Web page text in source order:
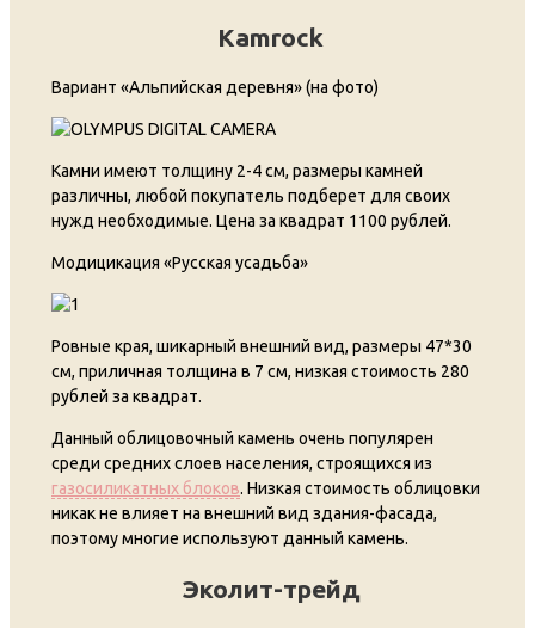
Kamrock
Вариант «Альпийская деревня» (на фото)
Камни имеют толщину 2-4 см, размеры камней
различны, любой покупатель подберет для своих
нужд необходимые. Цена за квадрат 1100 рублей.
Модицикация «Русская усадьба»
Ровные края, шикарный внешний вид, размеры 47*30
см, приличная толщина в 7 см, низкая стоимость 280
рублей за квадрат.
Данный облицовочный камень очень популярен
среди средних слоев населения, строящихся из
газосиликатных блоков. Низкая стоимость облицовки
никак не влияет на внешний вид здания-фасада,
поэтому многие используют данный камень.
Эколит-трейд